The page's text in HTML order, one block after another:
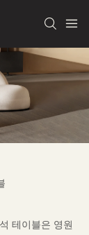
테이블은 영원